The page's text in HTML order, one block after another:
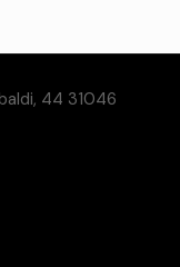
44 31046